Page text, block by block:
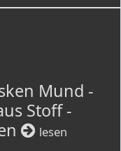
Mund -
Stoff -
lesen